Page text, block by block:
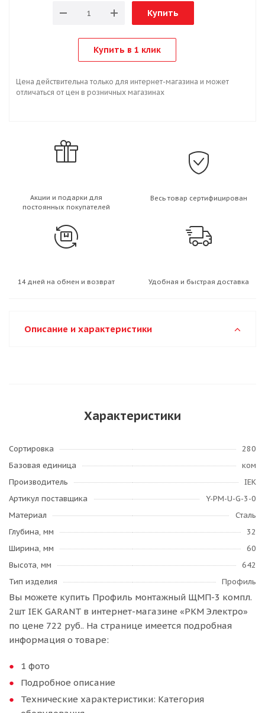
Купить
Купить в 1 клик
Цена действительна только для интернет-магазина и может
отличаться от цен в розничных магазинах
Акции и подарки для
постоянных покупателей
Весь товар сертифицирован
14 дней на обмен и возврат Удобная и быстрая доставка
Описание и характеристики
Характеристики
Сортировка
280
Базовая единица
ком
Производитель
IEK
Артикул поставщика
Y-PM-U-G-3-0
Материал
Сталь
Глубина, мм
32
Ширина, мм
60
Высота, мм
642
Тип изделия
Профиль
Вы можете купить Профиль монтажный ЩМП-3 компл.
2шт IEK GARANT в интернет-магазине «РКМ Электро»
по цене 722 руб.. На странице имеется подробная
информация о товаре:
1 фото
Подробное описание
Технические характеристики: Категория